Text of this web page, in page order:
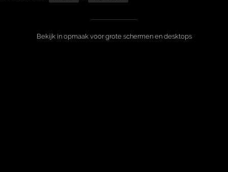
Bekijk in opmaak voor grote schermen en desktops